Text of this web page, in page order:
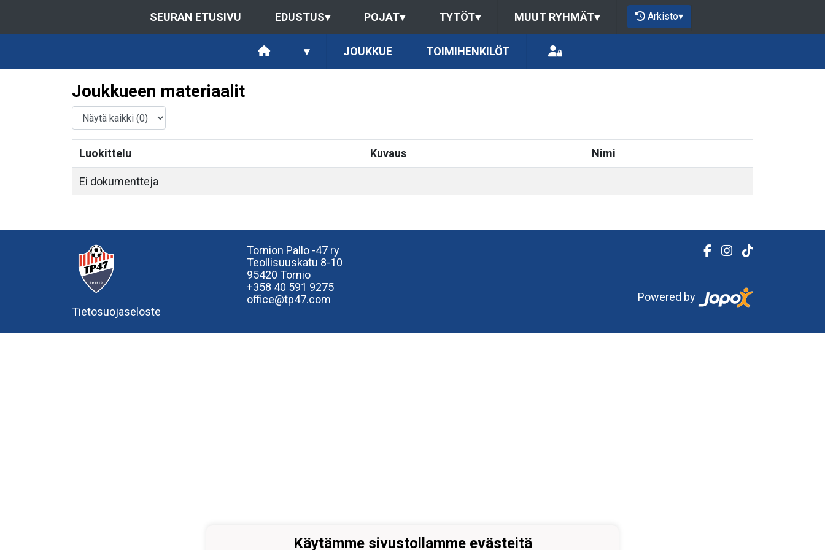
SEURAN ETUSIVU EDUSTUS▾ POJAT▾ TYTÖT▾ MUUT RYHMÄT▾ Arkisto▾
▾ JOUKKUE TOIMIHENKILÖT
Joukkueen materiaalit
Luokittelu Kuvaus Nimi
Ei dokumentteja
Tietosuojaseloste
Tornion Pallo -47 ry
Teollisuuskatu 8-10
95420 Tornio
+358 40 591 9275
office@tp47.com
Powered by
Käytämme sivustollamme evästeitä